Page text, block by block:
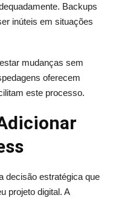
Backups
inúteis em situações
mudanças sem
oferecem
este processo.
decisão estratégica que
projeto digital. A